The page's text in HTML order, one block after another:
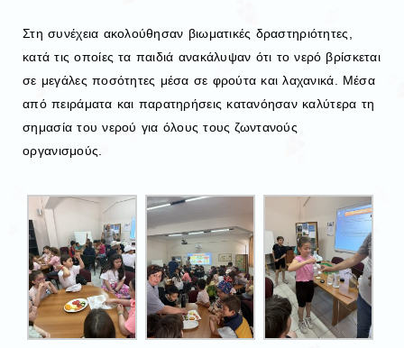
Στη συνέχεια ακολούθησαν βιωματικές δραστηριότητες,
κατά τις οποίες τα παιδιά ανακάλυψαν ότι το νερό βρίσκεται
σε μεγάλες ποσότητες μέσα σε φρούτα και λαχανικά. Μέσα
από πειράματα και παρατηρήσεις κατανόησαν καλύτερα τη
σημασία του νερού για όλους τους ζωντανούς
οργανισμούς.